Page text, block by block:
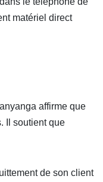
matériel direct
affirme que
Il soutient que
de son client